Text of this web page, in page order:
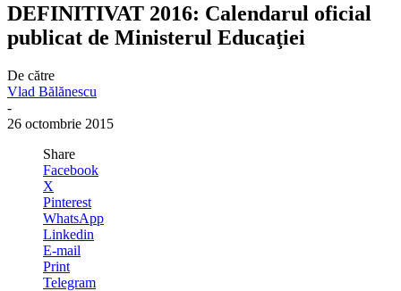
DEFINITIVAT 2016: Calendarul oficial
publicat de Ministerul Educaţiei
De către
Vlad Bălănescu
-
26 octombrie 2015
Share
Facebook
X
Pinterest
WhatsApp
Linkedin
E-mail
Print
Telegram